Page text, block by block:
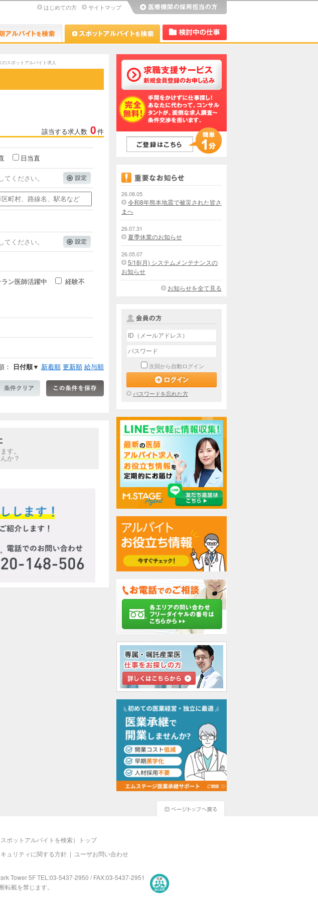
はじめての方 サイトマップ
び Dr.アルなび Dr.アルなび
スポットアルバイト求人
該当する求人数 0件
日当直
ください。
ください。
ン医師活躍中
経験不
： 日付順▼ 新着順 更新順 給与順
す。
か？
はこちらから
26.08.05
令和8年熊本地震で被災された皆さ
まへ
26.07.31
夏季休業のお知らせ
26.05.07
5/18(月) システムメンテナンスの
お知らせ
お知らせを全て見る
次回から自動ログイン
パスワードを忘れた方
ポットアルバイトを検索）トップ
ュリティに関する方針 | ユーザお問い合わせ
Tower 5F TEL:03-5437-2950 / FAX:03-5437-2951
載を禁じます。